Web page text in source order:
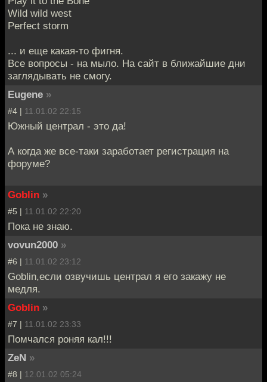
Wild wild west
Perfect storm
... и еще какая-то фигня.
Все вопросы - на мыло. На сайт в ближайшие дни
заглядывать не смогу.
Eugene »
#4 | 11.01.02 22:15
Южный централ - это да!
А когда же все-таки заработает регистрация на
форуме?
Goblin »
#5 | 11.01.02 22:20
Пока не знаю.
vovun2000 »
#6 | 11.01.02 23:12
Goblin,если озвучишь централ я его закажу не
медля.
Goblin »
#7 | 11.01.02 23:33
Помчался роняя кал!!!
ZeN »
#8 | 12.01.02 05:24